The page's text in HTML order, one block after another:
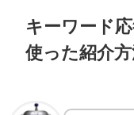
キーワード
使った紹介